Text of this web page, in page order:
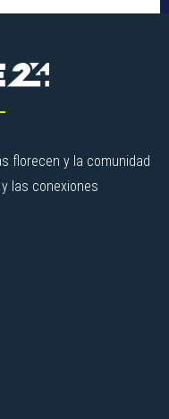
florecen y la comunidad
las conexiones